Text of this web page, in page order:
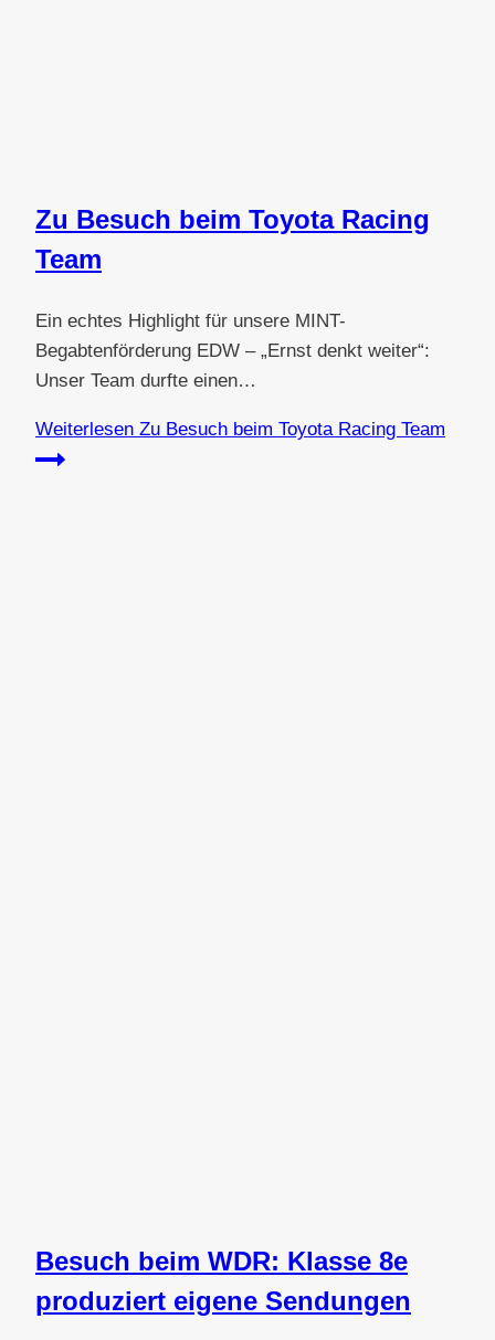
Zu Besuch beim Toyota Racing
Team
Ein echtes Highlight für unsere MINT-
Begabtenförderung EDW – „Ernst denkt weiter“:
Unser Team durfte einen…
Weiterlesen Zu Besuch beim Toyota Racing Team
Besuch beim WDR: Klasse 8e
produziert eigene Sendungen